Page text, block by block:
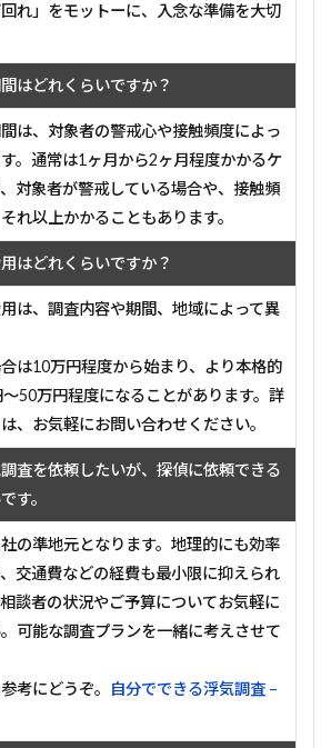
れ」をモットーに、入念な準備を大切
はどれくらいですか？
間は、対象者の警戒心や接触頻度によっ
。通常は1ヶ月から2ヶ月程度かかるケ
対象者が警戒している場合や、接触頻
れ以上かかることもあります。
はどれくらいですか？
用は、調査内容や期間、地域によって異
は10万円程度から始まり、より本格的
50万円程度になることがあります。詳
、お気軽にお問い合わせください。
査を依頼したいが、探偵に依頼できる
す。
社の準地元となります。地理的にも効率
交通費などの経費も最小限に抑えられ
談者の状況やご予算についてお気軽に
可能な調査プランを一緒に考えさせて
考にどうぞ。
自分でできる浮気調査 –